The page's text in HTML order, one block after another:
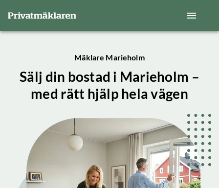
Mäklare Marieholm
Sälj din bostad i Marieholm –
med rätt hjälp hela vägen